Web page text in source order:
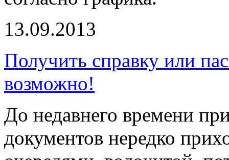
13.09.2013
Получить справку или
возможно!
До недавнего времени
документов нередко